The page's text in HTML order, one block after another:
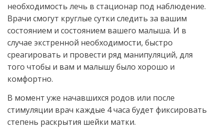
необходимость лечь в стационар под наблюдение.
Врачи смогут круглые сутки следить за вашим
состоянием и состоянием вашего малыша. И в
случае экстренной необходимости, быстро
среагировать и провести ряд манипуляций, для
того чтобы и вам и малышу было хорошо и
комфортно.
В момент уже начавшихся родов или после
стимуляции врач каждые 4 часа будет фиксировать
степень раскрытия шейки матки.